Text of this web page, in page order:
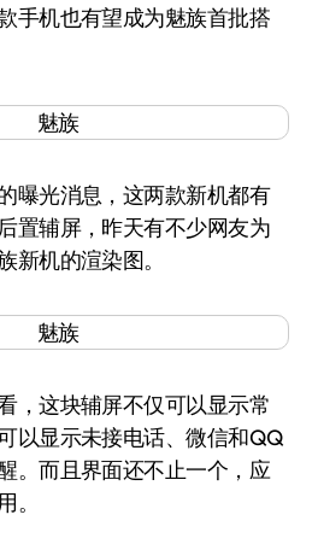
手机也有望成为魅族首批搭
光消息，这两款新机都有
置辅屏，昨天有不少网友为
新机的渲染图。
这块辅屏不仅可以显示常
以显示未接电话、微信和QQ
。而且界面还不止一个，应
。